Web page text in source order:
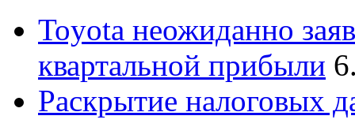
Toyota неожиданно
квартальной прибыли
Раскрытие налоговых